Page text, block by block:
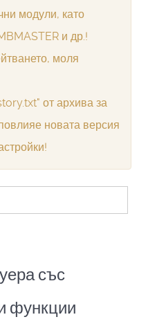
модули, като
и др.!
моля
от архива за
новата версия
със
функции